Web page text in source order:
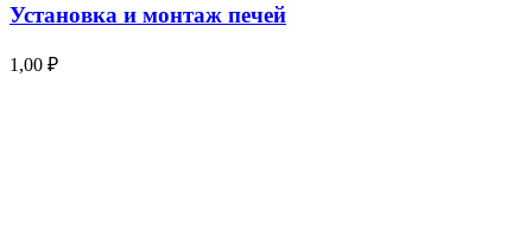
Установка и монтаж печей
1,00 ₽